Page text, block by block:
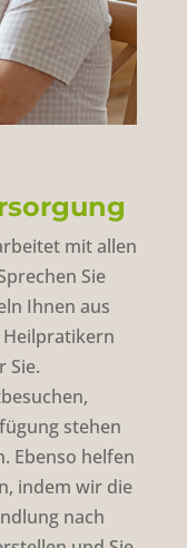
mit allen
Sie
Ihnen aus
Heilpratikern
Sie.
stehen
Ebenso helfen
indem wir die
nach